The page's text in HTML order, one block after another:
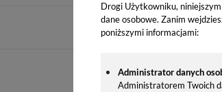
Drogi Użytkowniku,
dane osobowe. Zanim
poniższymi informacjami:
Administrator danych
Administratorem Twoich